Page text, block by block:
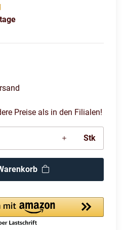
Preise als in den Filialen!
Stk